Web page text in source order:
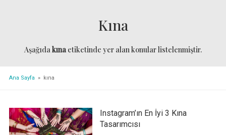
Kına
Aşağıdakına etiketinde yer alan konular listelenmiştir.
Ana Sayfa » kına
Instagram’ın En İyi 3 Kına
Tasarımcısı